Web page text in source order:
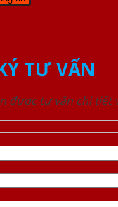
TƯ VẤN
được tư vấn chi tiết